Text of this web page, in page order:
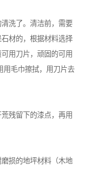
洗了。清洁前，需要
材的，根据材料选择
用刀片，顽固的可用
用毛巾擦拭，用刀片去
残留下的漆点，再用
损的地坪材料（木地